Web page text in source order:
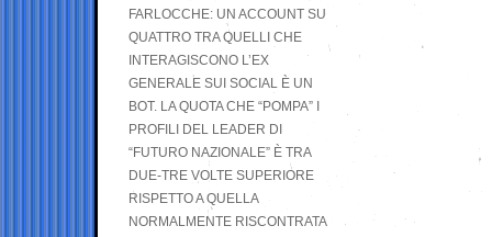
FARLOCCHE: UN ACCOUNT SU
QUATTRO TRA QUELLI CHE
INTERAGISCONO L’EX
GENERALE SUI SOCIAL È UN
BOT. LA QUOTA CHE “POMPA” I
PROFILI DEL LEADER DI
“FUTURO NAZIONALE” È TRA
DUE-TRE VOLTE SUPERIORE
RISPETTO A QUELLA
NORMALMENTE RISCONTRATA